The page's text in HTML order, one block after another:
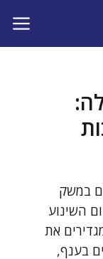
במשק
השינוע
את
בענף,